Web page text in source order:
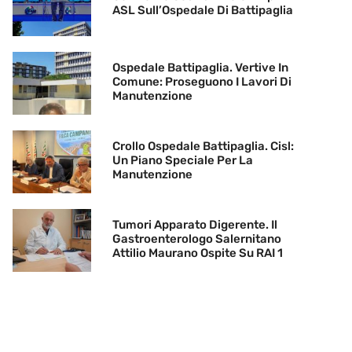
ASL Sull’Ospedale Di Battipaglia
Ospedale Battipaglia. Vertive In
Comune: Proseguono I Lavori Di
Manutenzione
Crollo Ospedale Battipaglia. Cisl:
Un Piano Speciale Per La
Manutenzione
Tumori Apparato Digerente. Il
Gastroenterologo Salernitano
Attilio Maurano Ospite Su RAI 1